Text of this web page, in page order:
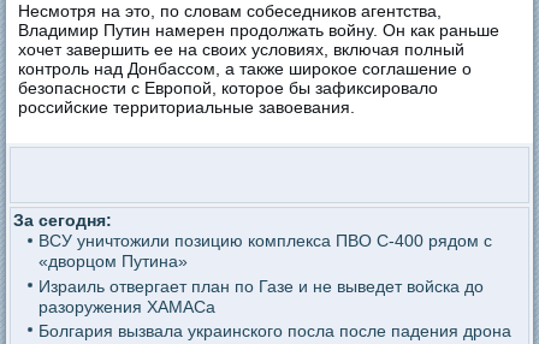
Несмотря на это, по словам собеседников агентства,
Владимир Путин намерен продолжать войну. Он как раньше
хочет завершить ее на своих условиях, включая полный
контроль над Донбассом, а также широкое соглашение о
безопасности с Европой, которое бы зафиксировало
российские территориальные завоевания.
За сегодня:
ВСУ уничтожили позицию комплекса ПВО С-400 рядом с
«дворцом Путина»
Израиль отвергает план по Газе и не выведет войска до
разоружения ХАМАСа
Болгария вызвала украинского посла после падения дрона